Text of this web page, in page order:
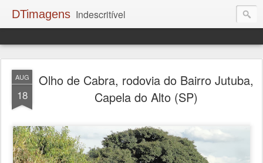
DTimagens Indescritível
AUG
18
Olho de Cabra, rodovia do Bairro Jutuba,
Capela do Alto (SP)